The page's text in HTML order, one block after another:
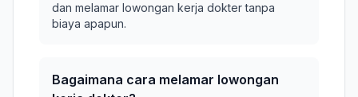
dan melamar lowongan kerja dokter tanpa
biaya apapun.
Bagaimana cara melamar lowongan